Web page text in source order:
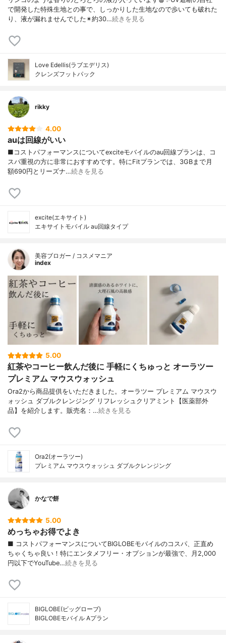
で開発した特殊生地との事で、しっかりした生地なので歩いても破れた
り、液が漏れませんでした✴約30…続きを見る
Love Edellis(ラブエデリス)
クレンズフットパック
rikky
4.00
auは回線がいい
■コストパフォーマンスについてexciteモバイルのau回線プランは、コ
スパ重視の方に非常におすすめです。特にFitプランでは、3GBまで月
額690円とリーズナ…続きを見る
excite(エキサイト)
エキサイトモバイル au回線タイプ
美容ブロガー / コスメマニア
index
5.00
紅茶やコーヒー飲んだ後に 手軽にくちゅっと オーラツー
プレミアム マウスウォッシュ
Ora2から商品提供をいただきました。オーラツー プレミアム マウスウ
ォッシュ ダブルクレンジング リフレッシュクリアミント【医薬部外
品】を紹介します。販売名：…続きを見る
Ora2(オーラツー)
プレミアム マウスウォッシュ ダブルクレンジング
かなで餅
5.00
めっちゃお得でよき
■ コストパフォーマンスについてBIGLOBEモバイルのコスパ、正直め
ちゃくちゃ良い！特にエンタメフリー・オプションが最強で、月2,000
円以下でYouTube…続きを見る
BIGLOBE(ビッグローブ)
BIGLOBEモバイル Aプラン